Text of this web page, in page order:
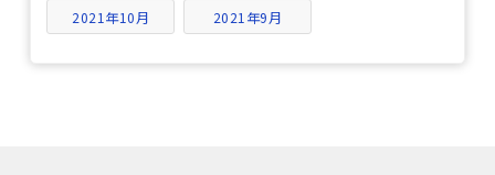
2021年10月 2021年9月